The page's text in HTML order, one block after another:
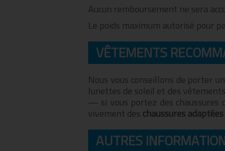
Aucun remboursement ne sera
Le poids maximum autorisé pour
VÊTEMENTS
Nous vous conseillons de porter
lunettes de soleil et des
— si vous portez des chaussures
vivement des chaussures
AUTRES